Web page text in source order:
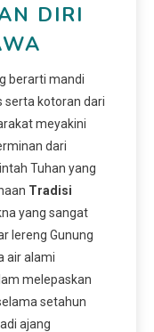
DIRI
berarti mandi
serta kotoran dari
meyakini
dari
Tuhan yang
Tradisi
yang sangat
lereng Gunung
air alami
melepaskan
setahun
ajang